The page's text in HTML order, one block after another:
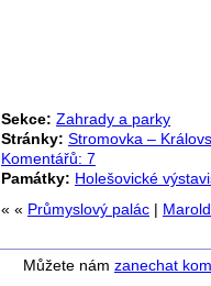
Sekce: Zahrady a parky
Stránky: Stromovka –
Komentářů: 7
Památky: Holešovické
« « Průmyslový palác |
Můžete nám zanechat